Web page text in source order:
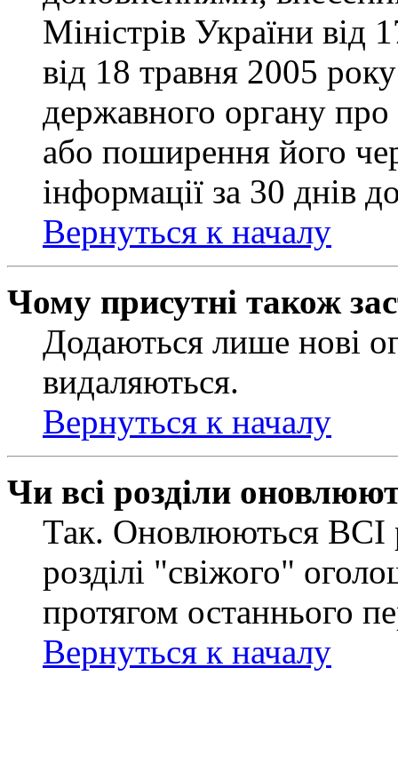
Міністрів України від
від 18 травня 2005
державного органу
або поширення його
інформації за 30 днів
Вернуться к началу
Чому присутні також
Додаються лише нові
видаляються.
Вернуться к началу
Чи всі розділи
Так. Оновлюються ВСІ
розділі "свіжого"
протягом останнього
Вернуться к началу